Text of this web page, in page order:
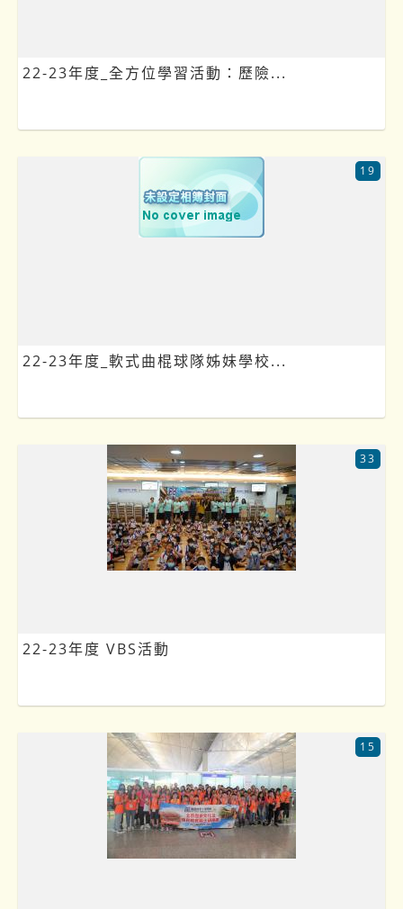
22-23年度_全方位學習活動：歷險...
22-23年度_軟式曲棍球隊姊妹學校...
19
22-23年度 VBS活動
33
15